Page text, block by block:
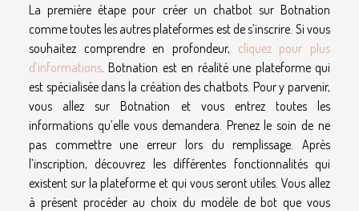
La première étape pour créer un chatbot sur Botnation
comme toutes les autres plateformes est de s’inscrire. Si vous
souhaitez comprendre en profondeur, cliquez pour plus
d’informations . Botnation est en réalité une plateforme qui
est spécialisée dans la création des chatbots. Pour y parvenir,
vous allez sur Botnation et vous entrez toutes les
informations qu’elle vous demandera. Prenez le soin de ne
pas commettre une erreur lors du remplissage. Après
l’inscription, découvrez les différentes fonctionnalités qui
existent sur la plateforme et qui vous seront utiles. Vous allez
à présent procéder au choix du modèle de bot que vous